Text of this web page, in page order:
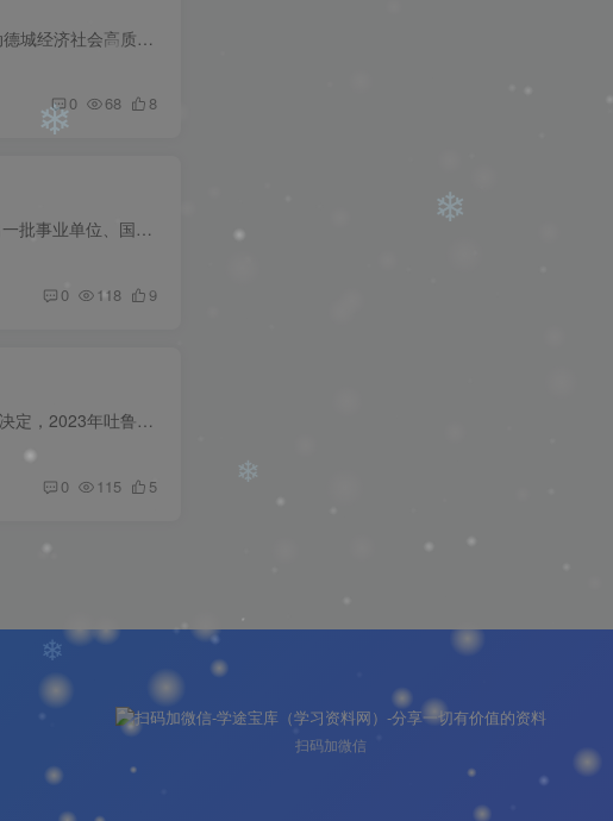
报名时间：4月17日9:00-4月22日16:00 为深入实施“人才强区”战略，加强专业型干部人才储备，持续优化人才队伍结构，推动德城经济社会高质量发展，经研究决定，实施2023年德城区“优秀党政干部...
0 68 8
为进一步优化我区干部人才队伍结构，引进培养和储备一批高素质专业化、具有发展潜力的优秀年轻人才，经研究，决定推出一批事业单位、国有企业岗位，招引一批优秀高层次党政国企储备人才。...
0 118 9
报名时间：4月14日-4月26日 为进一步加强吐鲁番市人才队伍建设，满足我市经济社会发展对人才的需求，经吐鲁番市委研究决定，2023年吐鲁番市计划引进各类人才411名，其中事业单位128名，国有企业...
0 115 5
扫码加微信
❄